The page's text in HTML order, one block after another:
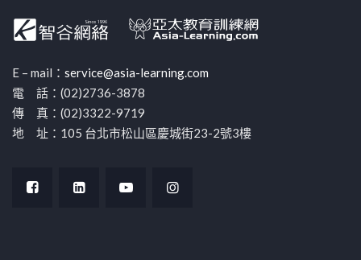
E – mail： service@asia-learning.com
電 話：(02)2736-3878
傳 真：(02)3322-9719
地 址：105 台北市松山區慶城街23-2號3樓